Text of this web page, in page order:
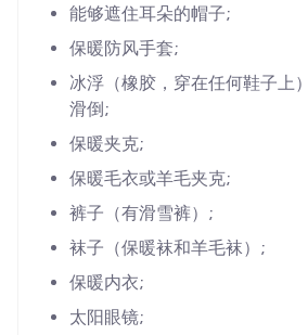
能够遮住耳朵的帽子;
保暖防风手套;
冰浮（橡胶，穿在任何鞋子上
滑倒;
保暖夹克;
保暖毛衣或羊毛夹克;
裤子（有滑雪裤）;
袜子（保暖袜和羊毛袜）;
保暖内衣;
太阳眼镜;